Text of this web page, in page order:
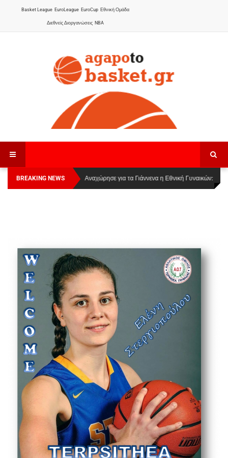
Basket League EuroLeague EuroCup Εθνική Ομάδα
Διεθνείς Διοργανώσεις NBA
BREAKING NEWS
Οι Πάνθηρες Καβάλας στην Women Basketball
League 1
Αναχώρησε για τα Γιάννενα η Εθνική Γυναικών: